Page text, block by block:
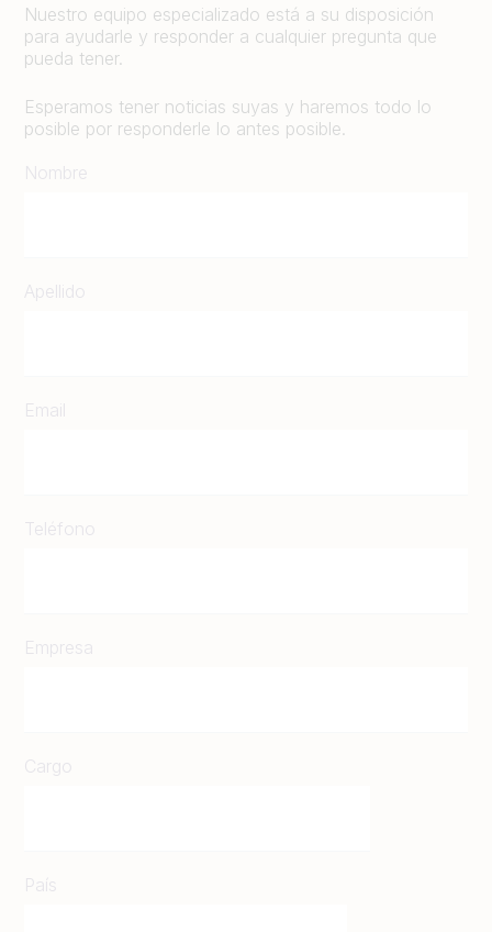
Nuestro equipo especializado está a su disposición
para ayudarle y responder a cualquier pregunta que
pueda tener.
Esperamos tener noticias suyas y haremos todo lo
posible por responderle lo antes posible.
Nombre
Apellido
Email
Teléfono
Empresa
Cargo
País